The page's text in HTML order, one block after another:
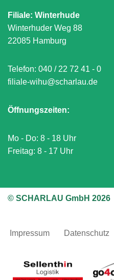
Filiale: Winterhude
Winterhuder Weg 88
22085 Hamburg
Telefon: 040 / 22 72 41 - 0
filiale-wihu@scharlau.de
Öffnungszeiten:
Mo - Do: 8 - 18 Uhr
Freitag: 8 - 17 Uhr
© SCHARLAU GmbH 2026
Impressum Datenschutz